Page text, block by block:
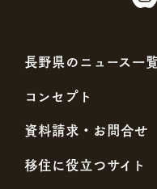
⻑野県のニュース⼀覧
コンセプト
資料請求・お問合せ
移住に役⽴つサイト